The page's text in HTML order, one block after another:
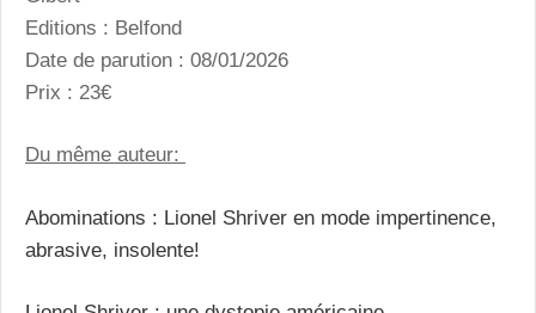
Editions : Belfond
Date de parution : 08/01/2026
Prix : 23€
Du même auteur:
Abominations : Lionel Shriver en mode impertinence,
abrasive, insolente!